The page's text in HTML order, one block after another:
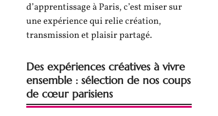
d’apprentissage à Paris, c’est miser sur
une expérience qui relie création,
transmission et plaisir partagé.
Des expériences créatives à vivre
ensemble : sélection de nos coups
de cœur parisiens